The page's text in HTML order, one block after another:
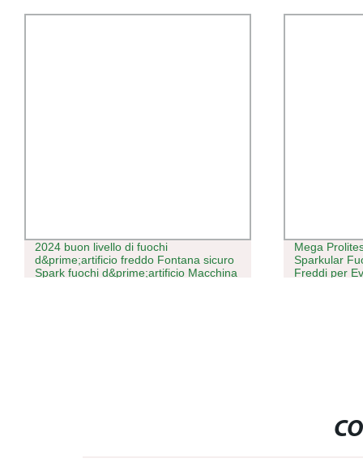
2024 buon livello di fuochi
d&prime;artificio freddo Fontana sicuro
Spark fuochi d&prime;artificio Macchina
Mega
Sparkular
Freddi per